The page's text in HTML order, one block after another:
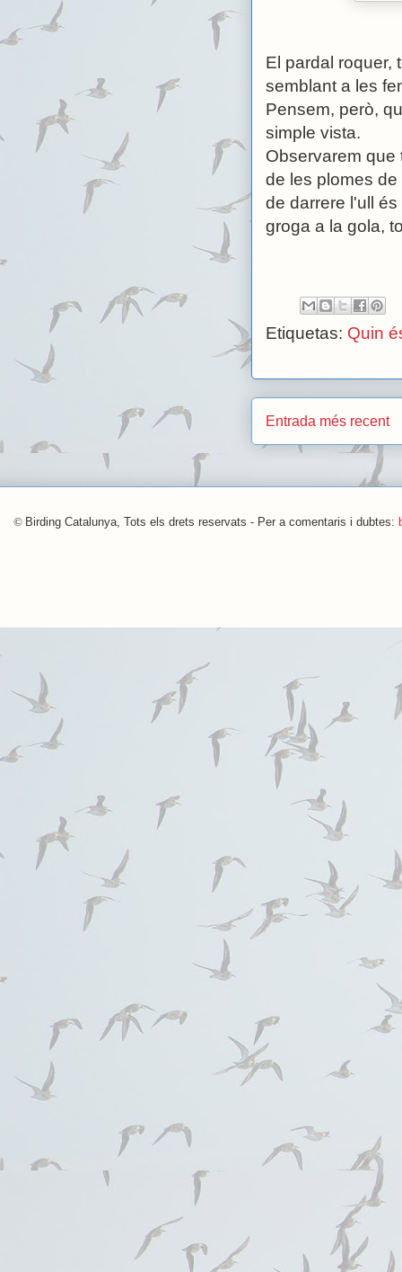
El pardal roquer,
semblant a les
Pensem, però,
simple vista.
Observarem que
de les plomes
de darrere l'ull
groga a la gola,
Etiquetas: Quin
Entrada més recent
© Birding Catalunya, Tots els drets reservats - Per a comentaris i dubtes: